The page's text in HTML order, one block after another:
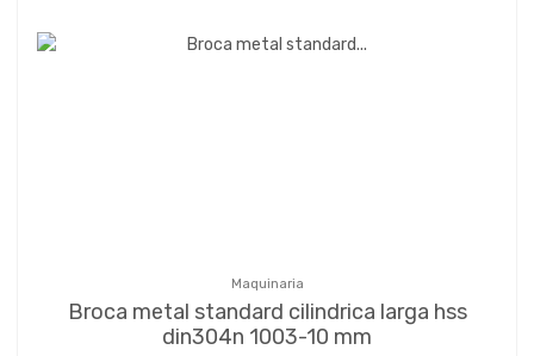
Maquinaria
Broca metal standard cilindrica larga hss
din304n 1003-10 mm